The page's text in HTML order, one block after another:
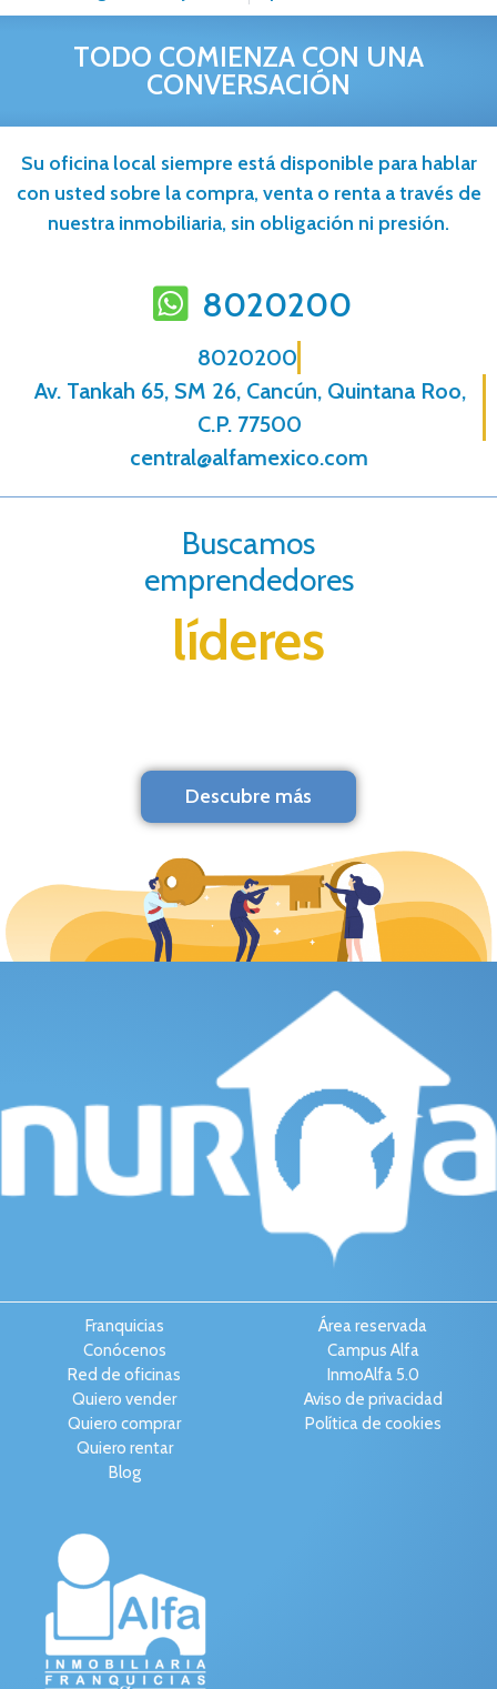
TODO COMIENZA CON UNA
CONVERSACIÓN
Su oficina local siempre está disponible para hablar
con usted sobre la compra, venta o renta a través de
nuestra inmobiliaria, sin obligación ni presión.
8020200
8020200
Av. Tankah 65, SM 26, Cancún, Quintana Roo,
C.P. 77500
central@alfamexico.com
Buscamos
emprendedores
líderes
Descubre más
Franquicias
Conócenos
Red de oficinas
Quiero vender
Quiero comprar
Quiero rentar
Blog
Área reservada
Campus Alfa
InmoAlfa 5.0
Aviso de privacidad
Política de cookies